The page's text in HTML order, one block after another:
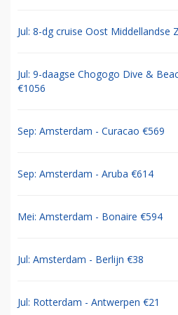
Jul: 8-dg cruise Oost Middellandse
Jul: 9-daagse Chogogo Dive &
€1056
Sep: Amsterdam - Curacao €569
Sep: Amsterdam - Aruba €614
Mei: Amsterdam - Bonaire €594
Jul: Amsterdam - Berlijn €38
Jul: Rotterdam - Antwerpen €21